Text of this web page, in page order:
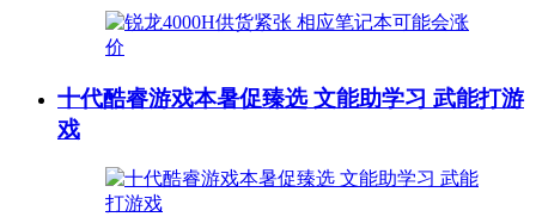
十代酷睿游戏本暑促臻选 文能助学习 武能打游
戏